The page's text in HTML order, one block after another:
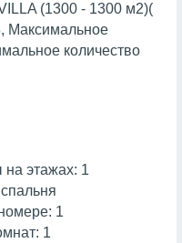
(1300 - 1300 м2)(
Максимальное
количество
этажах: 1
1
1